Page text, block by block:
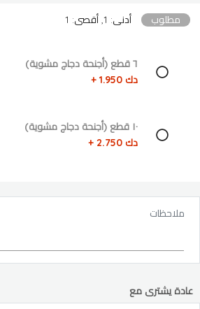
مطلوب أدنى: 1, أقصى: 1
٦ قطع (أجنحة دجاج مشوية)
دك 1.950 +
١٠ قطع (أجنحة دجاج مشوية)
دك 2.750 +
ملاحظات
عادة يشترى مع